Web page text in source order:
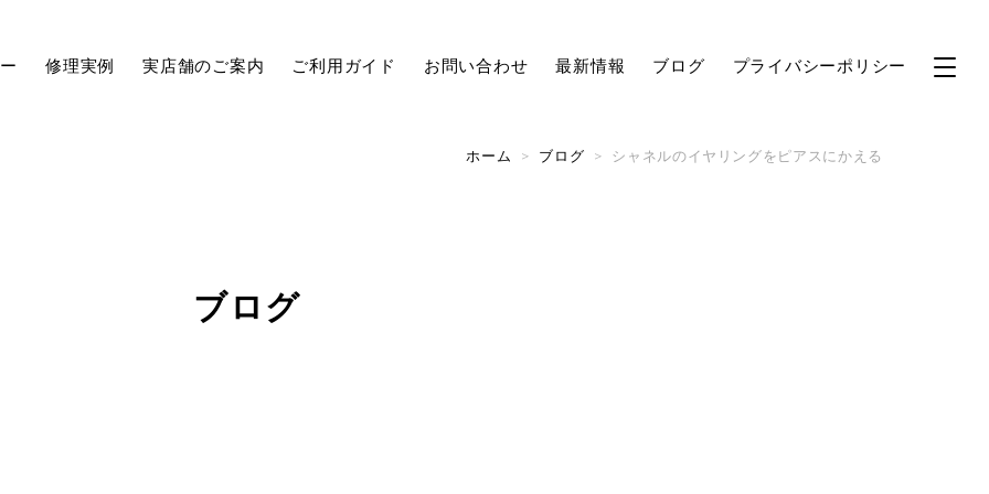
修理実例 実店舗のご案内 ご利用ガイド お問い合わせ 最新情報 ブログ プライバシーポリシー
ホーム > ブログ > シャネルのイヤリングをピアスにかえる
ブログ